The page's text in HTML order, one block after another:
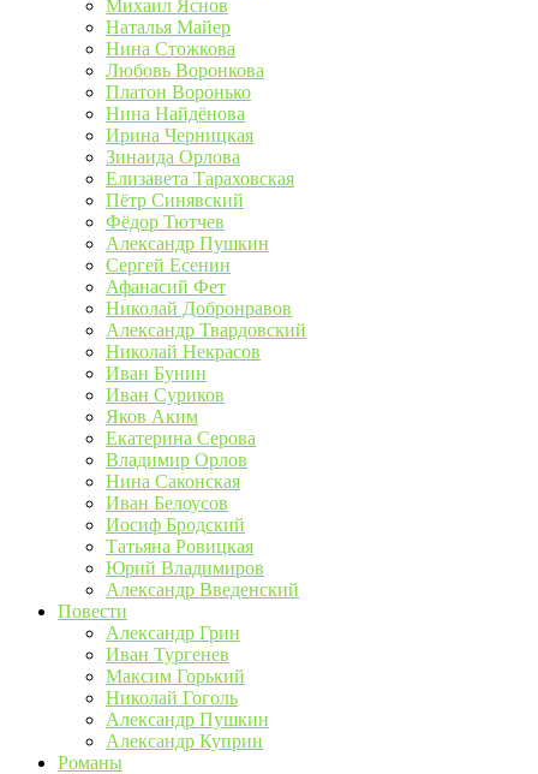
Михаил Яснов
Наталья Майер
Нина Стожкова
Любовь Воронкова
Платон Воронько
Нина Найдёнова
Ирина Черницкая
Зинаида Орлова
Елизавета Тараховская
Пётр Синявский
Фёдор Тютчев
Александр Пушкин
Сергей Есенин
Афанасий Фет
Николай Добронравов
Александр Твардовский
Николай Некрасов
Иван Бунин
Иван Суриков
Яков Аким
Екатерина Серова
Владимир Орлов
Нина Саконская
Иван Белоусов
Иосиф Бродский
Татьяна Ровицкая
Юрий Владимиров
Александр Введенский
Повести
Александр Грин
Иван Тургенев
Максим Горький
Николай Гоголь
Александр Пушкин
Александр Куприн
Романы